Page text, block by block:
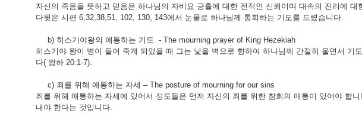
자신의 죽음을 뜻하고 믿음은 하나님의 자비요 긍휼에 대한 전적인 신뢰이며 대속의 진리에 대
다윗은 시편 6,32,38,51, 102, 130, 143에서 눈물로 하나님께 통회하는 기도를 드렸습니다.
b) 히스기야왕의 애통하는 기도 - The mourning prayer of King Hezekiah
히스기야 왕이 병이 들어 죽게 되었을 때 그는 낯을 벽으로 향하여 하나님께 간절히 울면서 기
다( 왕하 20:1-7).
c) 죄를 위해 애통하는 자세 – The posture of mourning for our sins
죄를 위해 애통하는 자세에 있어서 성도들은 먼저 자신의 죄를 위한 참회의 애통이 있어야 합
내야 한다는 것입니다.